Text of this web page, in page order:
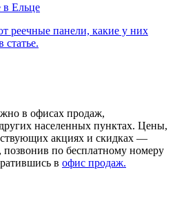
в Ельце
реечные панели, какие у них
статье.
в офисах продаж,
населенных пунктах. Цены,
акциях и скидках —
позвонив по бесплатному номеру
в офис продаж.